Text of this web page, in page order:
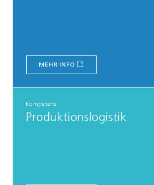
MEHR INFO
Kompetenz
Produktionslogistik